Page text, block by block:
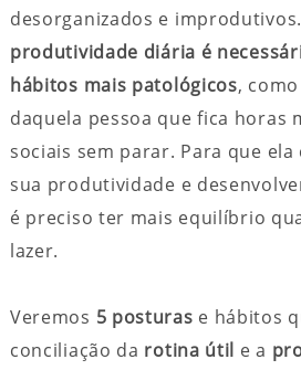
desorganizados e improdutivos.
produtividade diária é
hábitos mais patológicos,
daquela pessoa que fica horas
sociais sem parar. Para que
sua produtividade e
é preciso ter mais equilíbrio
lazer.
Veremos 5 posturas e hábitos
conciliação da rotina útil e a